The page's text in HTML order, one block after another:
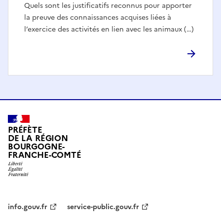
Quels sont les justificatifs reconnus pour apporter
la preuve des connaissances acquises liées à
l’exercice des activités en lien avec les animaux (…)
PRÉFÈTE
DE LA RÉGION
BOURGOGNE-
FRANCHE-COMTÉ
info.gouv.fr service-public.gouv.fr